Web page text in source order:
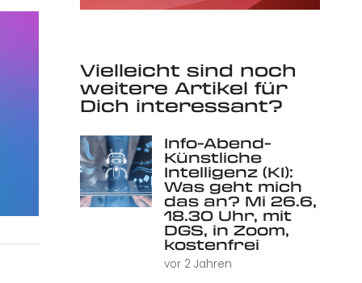
Vielleicht sind noch
weitere Artikel für
Dich interessant?
Info-Abend-
Künstliche
Intelligenz (KI):
Was geht mich
das an? Mi 26.6,
18.30 Uhr, mit
DGS, in Zoom,
kostenfrei
vor 2 Jahren